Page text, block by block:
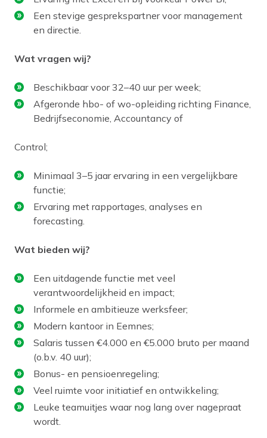
Een stevige gesprekspartner voor management
en directie.
Wat vragen wij?
Beschikbaar voor 32–40 uur per week;
Afgeronde hbo- of wo-opleiding richting Finance,
Bedrijfseconomie, Accountancy of
Control;
Minimaal 3–5 jaar ervaring in een vergelijkbare
functie;
Ervaring met rapportages, analyses en
forecasting.
Wat bieden wij?
Een uitdagende functie met veel
verantwoordelijkheid en impact;
Informele en ambitieuze werksfeer;
Modern kantoor in Eemnes;
Salaris tussen €4.000 en €5.000 bruto per maand
(o.b.v. 40 uur);
Bonus- en pensioenregeling;
Veel ruimte voor initiatief en ontwikkeling;
Leuke teamuitjes waar nog lang over nagepraat
wordt.